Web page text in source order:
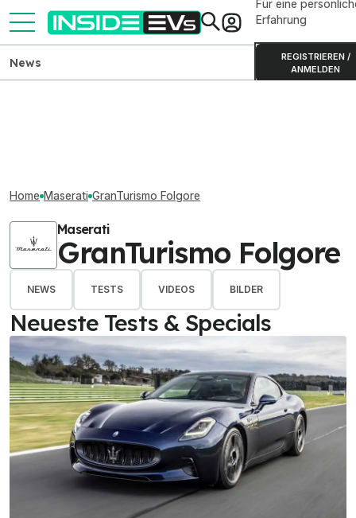
Für eine
Erfahrung
REGISTRIEREN /
ANMELDEN
News
Home Maserati GranTurismo Folgore
Maserati
GranTurismo Folgore
NEWS TESTS VIDEOS BILDER
Neueste Tests & Specials